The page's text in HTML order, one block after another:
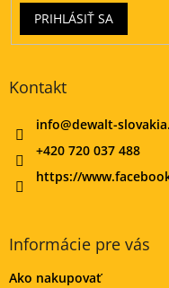
PRIHLÁSIŤ SA
Kontakt
info@dewalt-
+420 720 037 488
https://
Informácie pre vás
Ako nakupovať